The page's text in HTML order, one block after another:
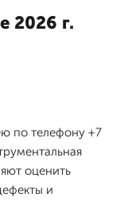
2026 г.
по телефону +7
оценить
и